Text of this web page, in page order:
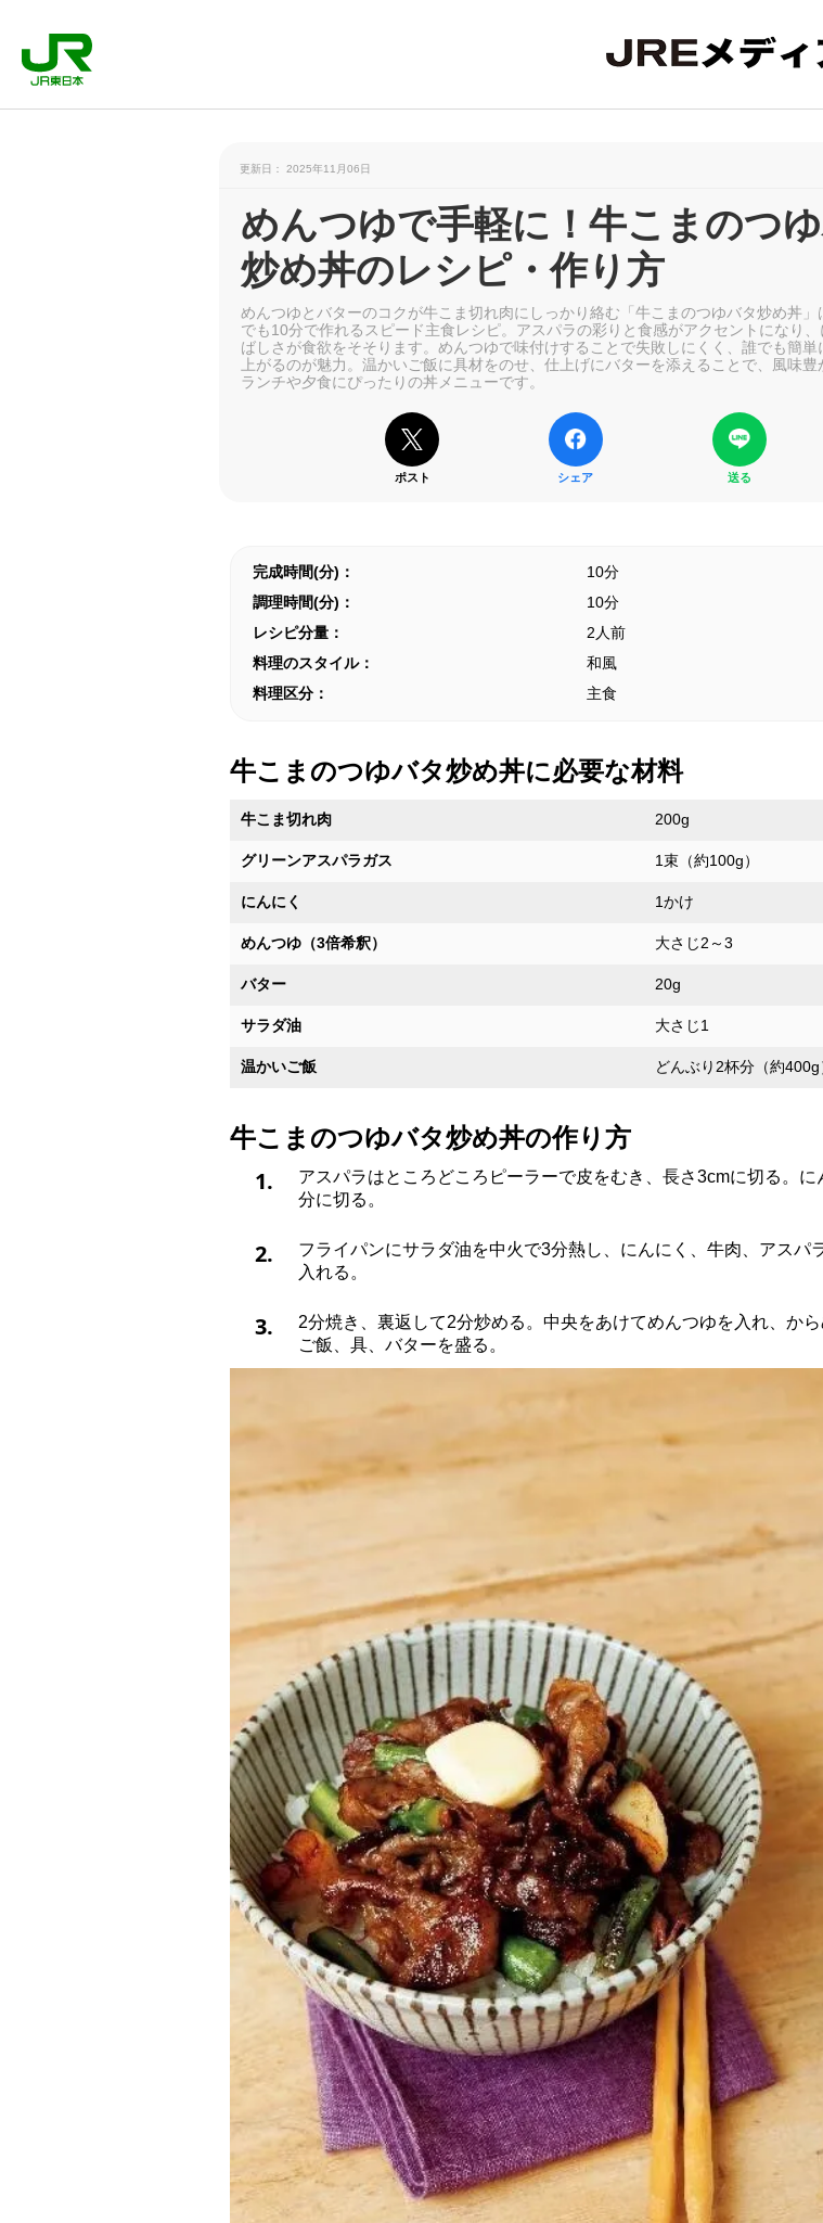
更新日： 2025年11月06日
めんつゆで手軽に！牛こまのつ
炒め丼のレシピ・作り方
めんつゆとバターのコクが牛こま切れ肉にしっかり絡む「牛こまのつゆバタ炒め丼」
でも10分で作れるスピード主食レシピ。アスパラの彩りと食感がアクセントになり
ばしさが食欲をそそります。めんつゆで味付けすることで失敗しにくく、誰でも簡単
上がるのが魅力。温かいご飯に具材をのせ、仕上げにバターを添えることで、風味豊
ランチや夕食にぴったりの丼メニューです。
ポスト シェア 送る
完成時間(分)：
10分
調理時間(分)：
10分
レシピ分量：
2人前
料理のスタイル：
和風
料理区分：
主食
牛こまのつゆバタ炒め丼に必要な材料
牛こま切れ肉 200g
グリーンアスパラガス 1束（約100g）
にんにく 1かけ
めんつゆ（3倍希釈） 大さじ2～3
バター 20g
サラダ油 大さじ1
温かいご飯 どんぶり2杯分（約400g
牛こまのつゆバタ炒め丼の作り方
1.
アスパラはところどころピーラーで皮をむき、長さ3cmに切る。に
分に切る。
2.
フライパンにサラダ油を中火で3分熱し、にんにく、牛肉、アスパ
入れる。
3.
2分焼き、裏返して2分炒める。中央をあけてめんつゆを入れ、か
ご飯、具、バターを盛る。